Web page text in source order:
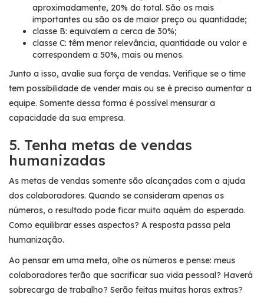
aproximadamente, 20% do total. São os mais
importantes ou são os de maior preço ou quantidade;
classe B: equivalem a cerca de 30%;
classe C: têm menor relevância, quantidade ou valor e
correspondem a 50%, mais ou menos.
Junto a isso, avalie sua força de vendas. Verifique se o time
tem possibilidade de vender mais ou se é preciso aumentar a
equipe. Somente dessa forma é possível mensurar a
capacidade da sua empresa.
5. Tenha metas de vendas
humanizadas
As metas de vendas somente são alcançadas com a ajuda
dos colaboradores. Quando se consideram apenas os
números, o resultado pode ficar muito aquém do esperado.
Como equilibrar esses aspectos? A resposta passa pela
humanização.
Ao pensar em uma meta, olhe os números e pense: meus
colaboradores terão que sacrificar sua vida pessoal? Haverá
sobrecarga de trabalho? Serão feitas muitas horas extras?